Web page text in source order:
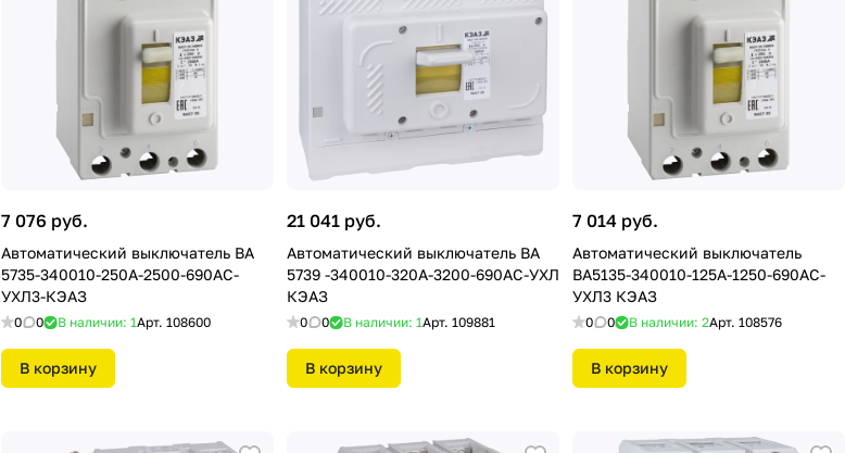
7 076 руб.
Автоматический выключатель ВА
5735-340010-250А-2500-690АС-
УХЛ3-КЭАЗ
0 0 В наличии: 1Арт. 108600
В корзину
21 041 руб.
Автоматический выключатель ВА
5739 -340010-320А-3200-690АС-УХЛ
КЭАЗ
0 0 В наличии: 1Арт. 109881
В корзину
7 014 руб.
Автоматический выключатель
ВА5135-340010-125А-1250-690AC-
УХЛ3 КЭАЗ
0 0 В наличии: 2Арт. 108576
В корзину